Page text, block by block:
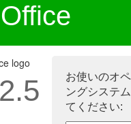
お使いのオ
ングシステ
てください: